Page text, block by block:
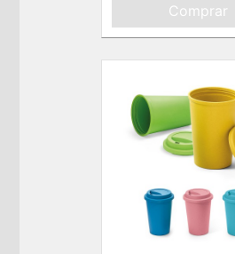
Comprar